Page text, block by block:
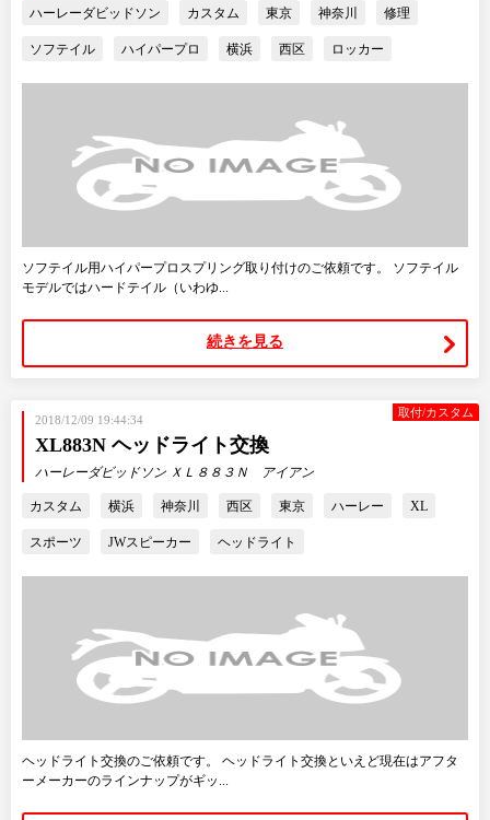
ハーレーダビッドソン カスタム 東京 神奈川 修理
ソフテイル ハイパープロ 横浜 西区 ロッカー
ソフテイル用ハイパープロスプリング取り付けのご依頼です。 ソフテイル
モデルではハードテイル（いわゆ...
続きを見る
取付/カスタム
2018/12/09 19:44:34
XL883N ヘッドライト交換
ハーレーダビッドソン ＸＬ８８３Ｎ アイアン
カスタム 横浜 神奈川 西区 東京 ハーレー XL
スポーツ JWスピーカー ヘッドライト
ヘッドライト交換のご依頼です。 ヘッドライト交換といえど現在はアフタ
ーメーカーのラインナップがギッ...